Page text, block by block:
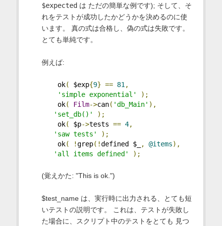
$expected は ただの簡単な例です); そして、そ
れをテストが成功したかどうかを決めるのに使
います。 真の式は合格し、偽の式は失敗です。
とても単純です。
例えば:
ok( $exp{9} == 81 ,
'simple exponential'
);
ok( Film->can( 'db_Main' ),
'set_db()'
);
ok( $p->tests == 4,
'saw tests'
);
ok( !grep(!defined $_ , @items),
'all items defined'
);
(覚えかた: "This is ok.")
$test_name は、実行時に出力される、とても短
いテストの説明です。 これは、テストが失敗し
た場合に、スクリプト中のテストをとても 見つ